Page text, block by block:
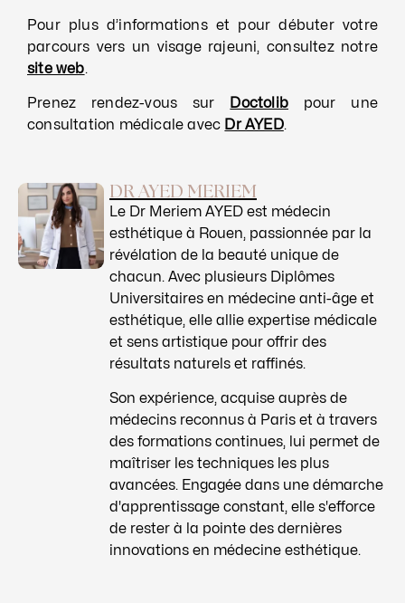
Pour plus d’informations et pour débuter votre
parcours vers un visage rajeuni, consultez notre
site web.
Prenez rendez-vous sur Doctolib pour une
consultation médicale avec Dr AYED.
DR AYED MERIEM
Le Dr Meriem AYED est médecin
esthétique à Rouen, passionnée par la
révélation de la beauté unique de
chacun. Avec plusieurs Diplômes
Universitaires en médecine anti-âge et
esthétique, elle allie expertise médicale
et sens artistique pour offrir des
résultats naturels et raffinés.
Son expérience, acquise auprès de
médecins reconnus à Paris et à travers
des formations continues, lui permet de
maîtriser les techniques les plus
avancées. Engagée dans une démarche
d'apprentissage constant, elle s'efforce
de rester à la pointe des dernières
innovations en médecine esthétique.